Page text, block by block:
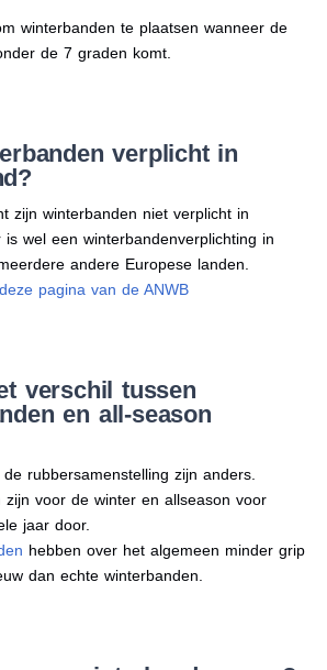
winterbanden te plaatsen wanneer de
de 7 graden komt.
verplicht in
zijn winterbanden niet verplicht in
is wel een winterbandenverplichting in
andere Europese landen.
pagina van de ANWB
verschil tussen
en all-season
rubbersamenstelling zijn anders.
zijn voor de winter en allseason voor
jaar door.
hebben over het algemeen minder grip
dan echte winterbanden.